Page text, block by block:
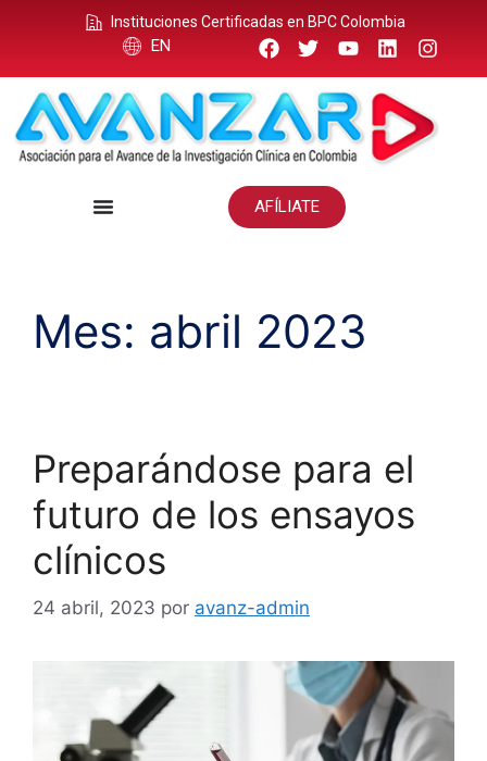
Instituciones Certificadas en BPC Colombia
EN
AFÍLIATE
Mes: abril 2023
Preparándose para el
futuro de los ensayos
clínicos
24 abril, 2023 por avanz-admin